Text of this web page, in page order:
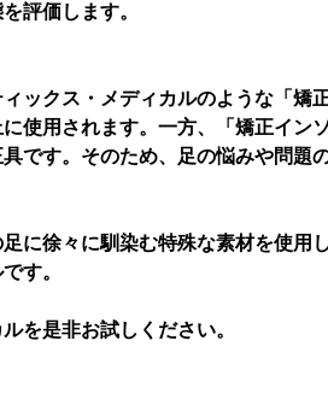
評価します。
ックス・メディカルのような「矯
使用されます。一方、「矯正イン
です。そのため、足の悩みや問題
に徐々に馴染む特殊な素材を使用
す。
を是非お試しください。